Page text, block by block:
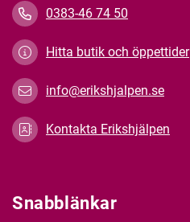
0383-46 74 50
Hitta butik och öppettider
info@erikshjalpen.se
Kontakta Erikshjälpen
Snabblänkar